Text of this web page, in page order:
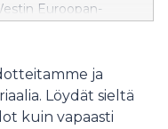
Euroopan-
eri puolilta
ja
Löydät sieltä
kuin vapaasti